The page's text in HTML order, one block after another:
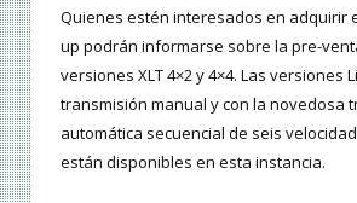
Quienes estén interesados en adquirir
up podrán informarse sobre la pre-
versiones XLT 4×2 y 4×4. Las versiones
transmisión manual y con la novedosa
automática secuencial de seis
están disponibles en esta instancia.